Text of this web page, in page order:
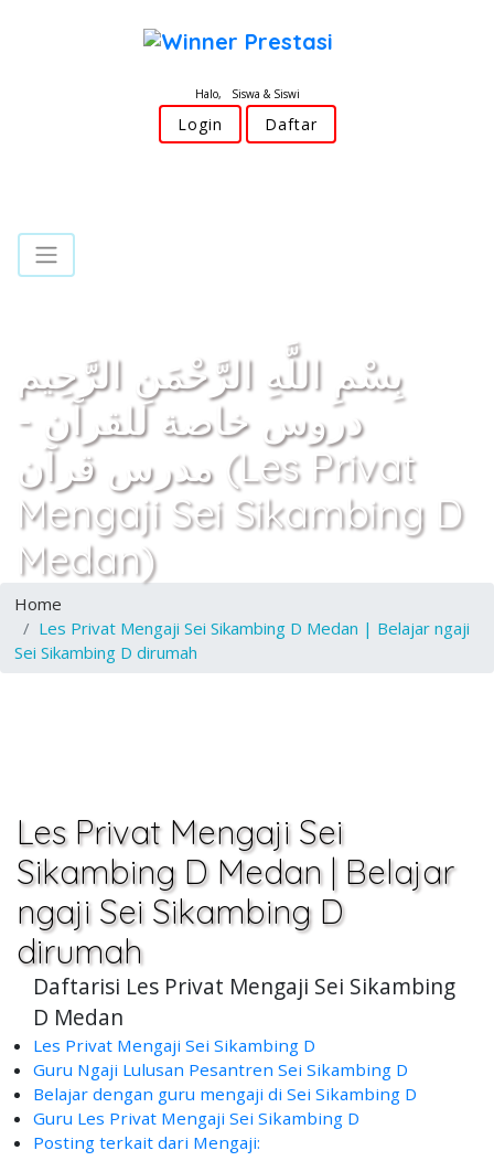
Halo, Siswa & Siswi
Login Daftar
بِسْمِ اللَّهِ الرَّحْمَنِ الرَّحِيم
دروس خاصة للقرآن -
مدرس قرآن (Les Privat
Mengaji Sei Sikambing D
Medan)
Home
Les Privat Mengaji Sei Sikambing D Medan | Belajar ngaji
Sei Sikambing D dirumah
Les Privat Mengaji Sei
Sikambing D Medan | Belajar
ngaji Sei Sikambing D
dirumah
Daftarisi Les Privat Mengaji Sei Sikambing
D Medan
Les Privat Mengaji Sei Sikambing D
Guru Ngaji Lulusan Pesantren Sei Sikambing D
Belajar dengan guru mengaji di Sei Sikambing D
Guru Les Privat Mengaji Sei Sikambing D
Posting terkait dari Mengaji: